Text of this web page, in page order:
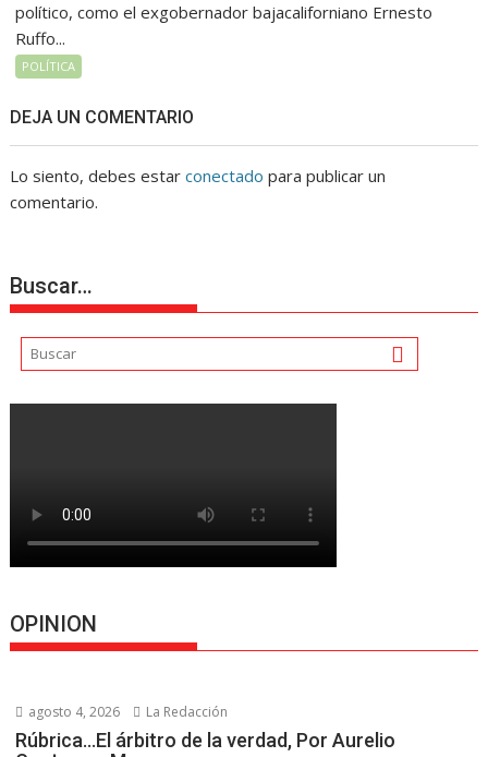
político, como el exgobernador bajacaliforniano Ernesto
Ruffo...
POLÍTICA
DEJA UN COMENTARIO
Lo siento, debes estarconectado para publicar un
comentario.
Buscar…
OPINION
agosto 4, 2026 La Redacción
Rúbrica…El árbitro de la verdad, Por Aurelio